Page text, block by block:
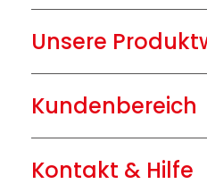
Unsere
Kundenbereich
Kontakt & Hilfe